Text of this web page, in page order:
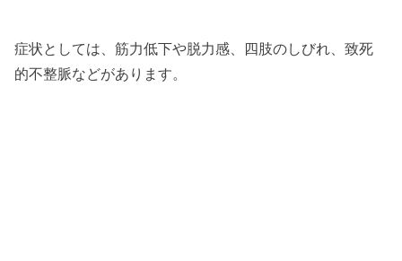
症状としては、筋力低下や脱力感、四肢のしびれ、致死
的不整脈などがあります。